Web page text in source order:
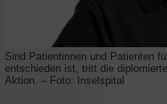
Sind Patientinnen und Patienten
entschieden ist, tritt die
Aktion. – Foto: Inselspital